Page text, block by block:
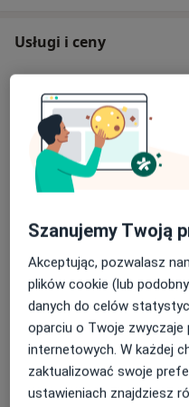
Psychiatrycznego,
Usługi i ceny
Konsultacja
190 zł Szczegóły
Psychoterapia indywidualna
190 zł Szczegóły
Psychoterapia dorosłych
190 zł Szczegóły
Psychoterapia par i
190 zł Szczegóły
Psychoterapia partnerska
Szanujemy Twoją
Akceptując, pozwalasz
plików cookie (lub
danych do celów
oparciu o Twoje zwyczaje
internetowych. W każdej
zaktualizować swoje
ustawieniach znajdziesz